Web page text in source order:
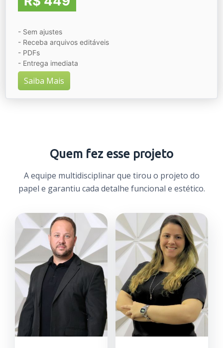
- Sem ajustes
- Receba arquivos editáveis
- PDFs
- Entrega imediata
Saiba Mais
Quem fez esse projeto
A equipe multidisciplinar que tirou o projeto do
papel e garantiu cada detalhe funcional e estético.